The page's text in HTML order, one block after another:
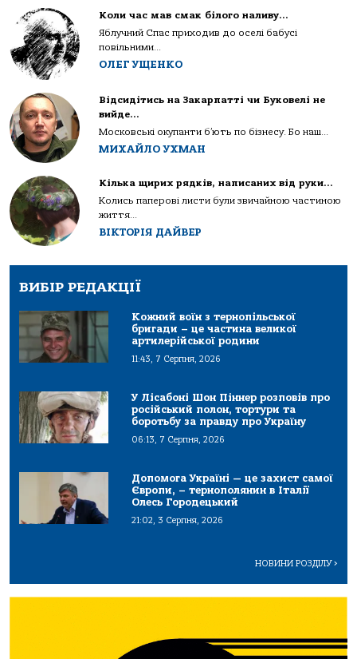
Коли час мав смак білого наливу…
Яблучний Спас приходив до оселі бабусі
повільними...
ОЛЕГ УЩЕНКО
Відсидітись на Закарпатті чи Буковелі не
вийде…
Московські окупанти б’ють по бізнесу. Бо наш...
МИХАЙЛО УХМАН
Кілька щирих рядків, написаних від руки…
Колись паперові листи були звичайною частиною
життя...
ВІКТОРІЯ ДАЙВЕР
ВИБІР РЕДАКЦІЇ
Кожний воїн з тернопільської
бригади – це частина великої
артилерійської родини
11:43, 7 Серпня, 2026
У Лісабоні Шон Піннер розповів про
російський полон, тортури та
боротьбу за правду про Україну
06:13, 7 Серпня, 2026
Допомога Україні — це захист самої
Європи, – тернополянин в Італії
Олесь Городецький
21:02, 3 Серпня, 2026
НОВИНИ РОЗДІЛУ>